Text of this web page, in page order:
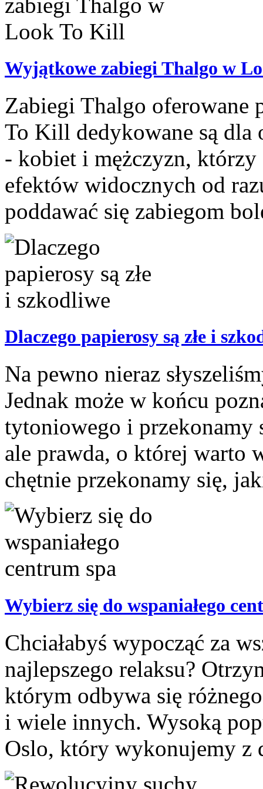
Wyjątkowe zabiegi Thalgo w
Zabiegi Thalgo oferowane
To Kill dedykowane są dla
- kobiet i mężczyzn, którzy
efektów widocznych od
poddawać się zabiegom
Dlaczego papierosy są złe i
Na pewno nieraz
Jednak może w końcu
tytoniowego i przekonamy
ale prawda, o której warto
chętnie przekonamy się,
Wybierz się do wspaniałego
Chciałabyś wypocząć za
najlepszego relaksu?
którym odbywa się
i wiele innych. Wysoką
Oslo, który wykonujemy z